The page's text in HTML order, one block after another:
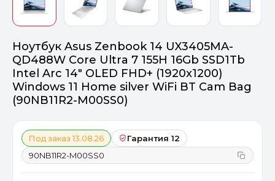
Ноутбук Asus Zenbook 14 UX3405MA-
QD488W Core Ultra 7 155H 16Gb SSD1Tb
Intel Arc 14" OLED FHD+ (1920x1200)
Windows 11 Home silver WiFi BT Cam Bag
(90NB11R2-M00SS0)
Под заказ 13.08.26
Гарантия 12
90NB11R2-M00SS0